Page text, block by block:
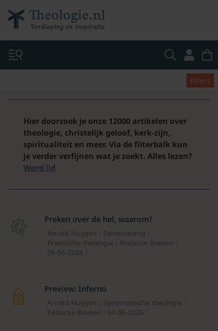
Filters
Hier doorzoek je onze 12000 artikelen over
theologie, christelijk geloof, kerk-zijn,
spiritualiteit en meer. Via de filterbalk kun
je verder verfijnen wat je zoekt. Alles lezen?
Word lid
Preken over de hel, waarom?
Arnold Huijgen
Samenleving
Praktische theologie
Redactie Boeken
09-06-2026
Preview: Inferno
Arnold Huijgen
Systematische theologie
Redactie Boeken
04-06-2026